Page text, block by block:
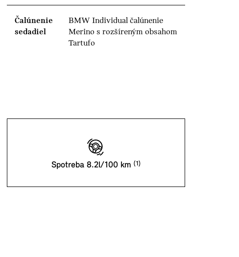
Čalúnenie
sedadiel
BMW Individual čalúnenie
Merino s rozšíreným obsahom
Tartufo
Spotreba 8.2l/100 km